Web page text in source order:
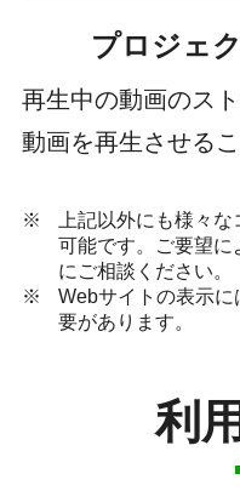
プロジェ
再生中の動画のス
動画を再生させる
上記以外にも様々
可能です。ご要望に
にご相談ください。
Webサイトの表示
要があります。
利